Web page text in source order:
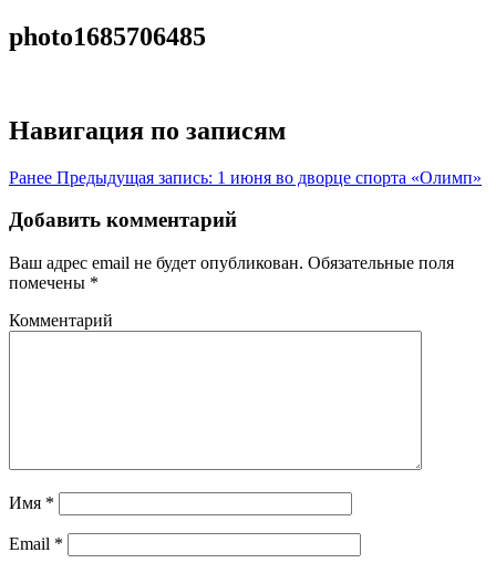
photo1685706485
Навигация по записям
Ранее Предыдущая запись: 1 июня во дворце спорта «Олимп»
Добавить комментарий
Ваш адрес email не будет опубликован. Обязательные поля
помечены *
Комментарий
Имя *
Email *